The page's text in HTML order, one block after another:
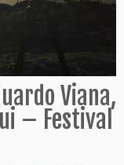
Viana,
– Festival